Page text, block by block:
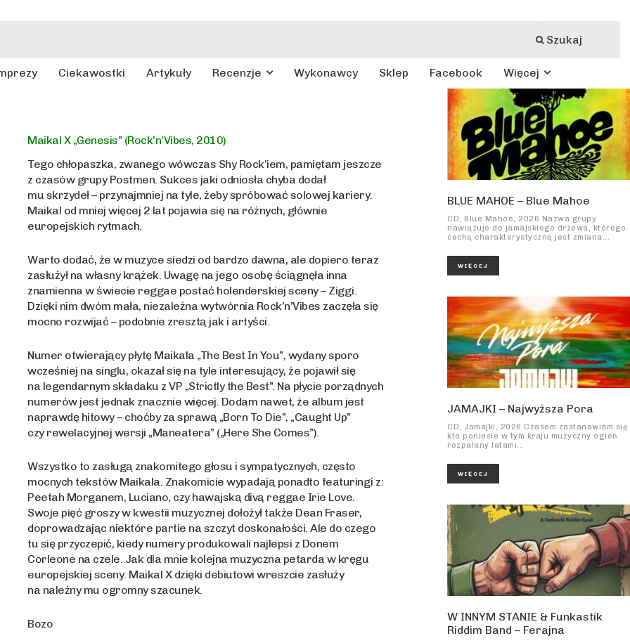
Szukaj
Ciekawostki Artykuły Recenzje Wykonawcy Sklep Facebook Więcej
Maikal X „Genesis” (Rock’n’Vibes, 2010)
Tego chłopaszka, zwanego wówczas Shy Rock’iem, pamiętam jeszcze
z czasów grupy Postmen. Sukces jaki odniosła chyba dodał
mu skrzydeł – przynajmniej na tyle, żeby spróbować solowej kariery.
Maikal od mniej więcej 2 lat pojawia się na różnych, głównie
europejskich rytmach.
Warto dodać, że w muzyce siedzi od bardzo dawna, ale dopiero teraz
zasłużył na własny krążek. Uwagę na jego osobę ściągnęła inna
znamienna w świecie reggae postać holenderskiej sceny – Ziggi.
Dzięki nim dwóm mała, niezależna wytwórnia Rock’n’Vibes zaczęła się
mocno rozwijać – podobnie zresztą jak i artyści.
Numer otwierający płytę Maikala „The Best In You”, wydany sporo
wcześniej na singlu, okazał się na tyle interesujący, że pojawił się
na legendarnym składaku z VP „Strictly the Best”. Na płycie porządnych
numerów jest jednak znacznie więcej. Dodam nawet, że album jest
naprawdę hitowy – choćby za sprawą „Born To Die”, „Caught Up”
czy rewelacyjnej wersji „Maneatera” („Here She Comes”).
Wszystko to zasługą znakomitego głosu i sympatycznych, często
mocnych tekstów Maikala. Znakomicie wypadają ponadto featuringi z:
Peetah Morganem, Luciano, czy hawajską divą reggae Irie Love.
Swoje pięć groszy w kwestii muzycznej dołożył także Dean Fraser,
doprowadzając niektóre partie na szczyt doskonałości. Ale do czego
tu się przyczepić, kiedy numery produkowali najlepsi z Donem
Corleone na czele. Jak dla mnie kolejna muzyczna petarda w kręgu
europejskiej sceny. Maikal X dzięki debiutowi wreszcie zasłuży
na należny mu ogromny szacunek.
Bozo
BLUE MAHOE – Blue Mahoe
CD, Blue Mahoe, 2026 Nazwa grupy
nawiązuje do jamajskiego drzewa, którego
cechą charakterystyczną jest zmiana...
WIĘCEJ
JAMAJKI – Najwyższa Pora
CD, Jamajki, 2026 Czasem zastanawiam się
kto poniesie w tym kraju muzyczny ogień
rozpalany latami...
WIĘCEJ
W INNYM STANIE & Funkastik
Riddim Band – Ferajna